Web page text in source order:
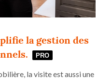
la gestion des
PRO
la visite est aussi une